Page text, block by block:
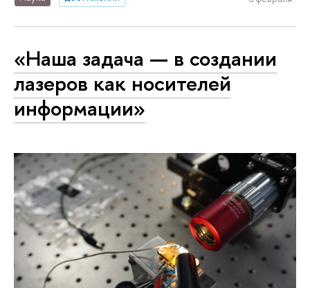
«Наша задача — в создании
лазеров как носителей
информации»